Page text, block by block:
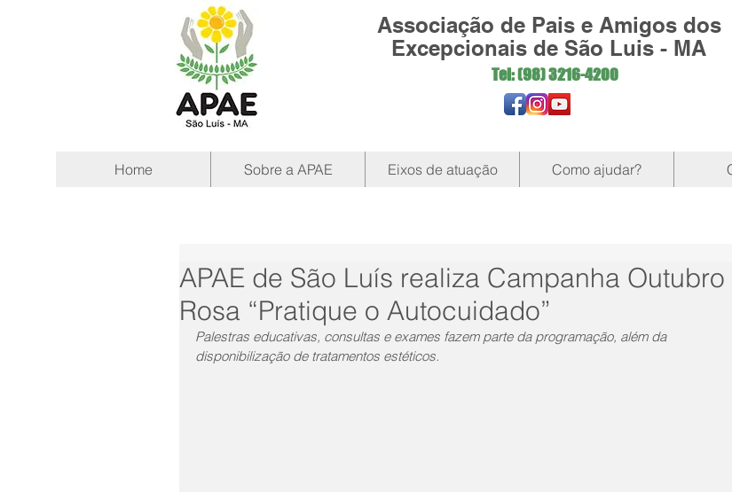
Associação de Pais e Amigos dos
Excepcionais de São Luis - MA
Tel: (98)3216-4200
Home Sobre a APAE Eixos de atuação Como ajudar?
APAE de São Luís realiza Campanha Outubro
Rosa “Pratique o Autocuidado”
Palestras educativas, consultas e exames fazem parte da programação, além da
disponibilização de tratamentos estéticos.